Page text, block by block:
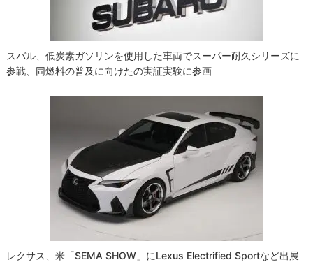
スバル、低炭素ガソリンを使用した車両でスーパー耐久シリーズに
参戦、同燃料の普及に向けたの実証実験に参画
レクサス、米「SEMA SHOW」にLexus Electrified Sportなど出展